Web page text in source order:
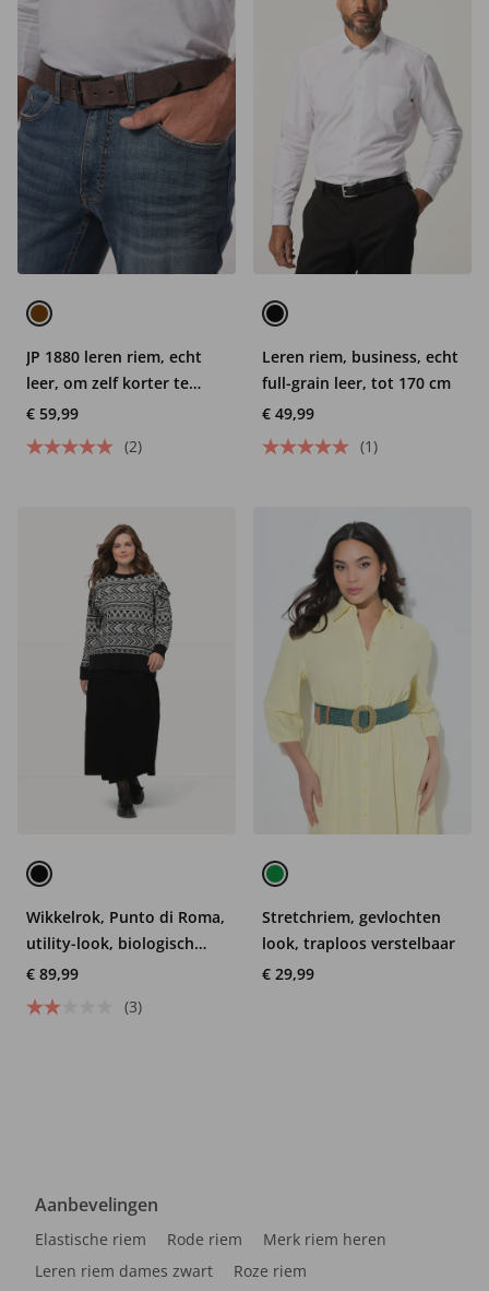
JP 1880 leren riem, echt
leer, om zelf korter te
maken, tot 170 cm
€ 59,99
(2)
Leren riem, business, echt
full-grain leer, tot 170 cm
€ 49,99
(1)
Wikkelrok, Punto di Roma,
utility-look, biologisch
katoen
€ 89,99
(3)
Stretchriem, gevlochten
look, traploos verstelbaar
€ 29,99
Aanbevelingen
Elastische riem Rode riem
Merk riem heren
Leren riem dames zwart
Roze riem